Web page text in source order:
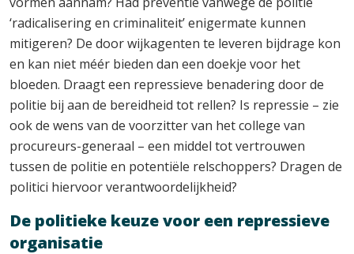
‘radicalisering en criminaliteit’ enigermate kunnen
mitigeren? De door wijkagenten te leveren bijdrage kon
en kan niet méér bieden dan een doekje voor het
bloeden. Draagt een repressieve benadering door de
politie bij aan de bereidheid tot rellen? Is repressie – zie
ook de wens van de voorzitter van het college van
procureurs-generaal – een middel tot vertrouwen
tussen de politie en potentiële relschoppers? Dragen de
politici hiervoor verantwoordelijkheid?
De politieke keuze voor een repressieve
organisatie